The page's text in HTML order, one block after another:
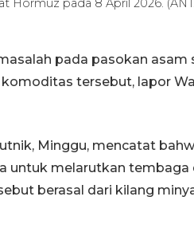
Hormuz pada 8 April 2026.
pada pasokan asam
tersebut, lapor
Minggu, mencatat
untuk melarutkan tembaga
berasal dari kilang